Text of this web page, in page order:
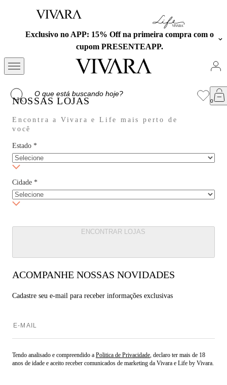
Exclusivo no APP: 15% Off na primeira compra com o
cupom PRESENTEAPP.
NOSSAS LOJAS
Encontra a Vivara e Life mais perto de
você
Estado *
Cidade *
ENCONTRAR LOJAS
ACOMPANHE NOSSAS NOVIDADES
Cadastre seu e-mail para receber informações exclusivas
Tendo analisado e compreendido a Politica de Privacidade, declaro ter mais de 18
anos de idade e aceito receber comunicados de marketing da Vivara e Life by Vivara.